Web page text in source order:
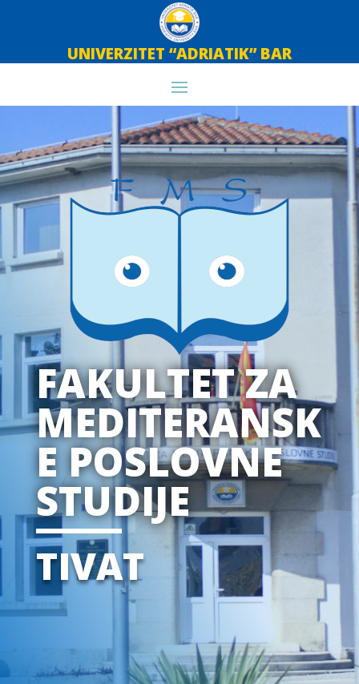
UNIVERZITET “ADRIATIK” BAR
FAKULTET ZA
MEDITERANSK
E POSLOVNE
STUDIJE
TIVAT